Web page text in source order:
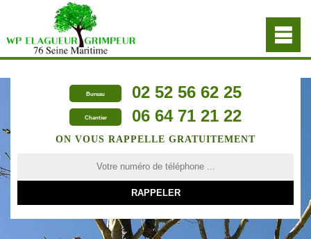
Bureau 02 52 56 62 25
Chantier 06 64 71 21 22
ON VOUS RAPPELLE GRATUITEMENT